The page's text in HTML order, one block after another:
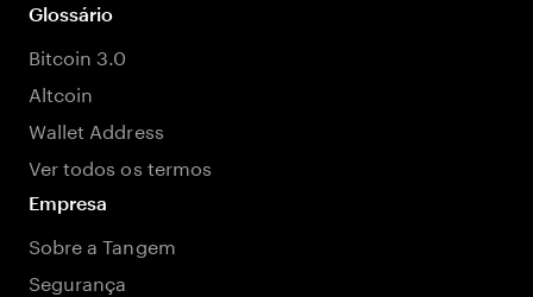
Glossário
Bitcoin 3.0
Altcoin
Wallet Address
Ver todos os termos
Empresa
Sobre a Tangem
Segurança